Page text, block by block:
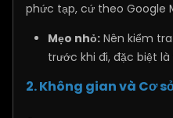
phức tạp, cứ theo Google
Mẹo nhỏ: Nên kiểm
trước khi đi, đặc biệt
2. Không gian và Cơ